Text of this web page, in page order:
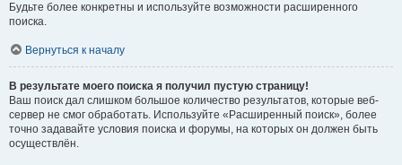
Будьте более конкретны и используйте возможности расширенного
поиска.
Вернуться к началу
В результате моего поиска я получил пустую страницу!
Ваш поиск дал слишком большое количество результатов, которые веб-
сервер не смог обработать. Используйте «Расширенный поиск», более
точно задавайте условия поиска и форумы, на которых он должен быть
осуществлён.